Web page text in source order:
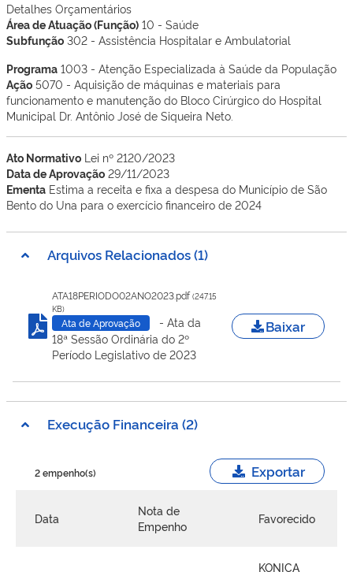
Detalhes Orçamentários
Área de Atuação (Função) 10 - Saúde
Subfunção 302 - Assistência Hospitalar e Ambulatorial
Programa 1003 - Atenção Especializada à Saúde da População
Ação 5070 - Aquisição de máquinas e materiais para
funcionamento e manutenção do Bloco Cirúrgico do Hospital
Municipal Dr. Antônio José de Siqueira Neto.
Ato Normativo Lei nº 2120/2023
Data de Aprovação 29/11/2023
Ementa Estima a receita e fixa a despesa do Município de São
Bento do Una para o exercício financeiro de 2024
Arquivos Relacionados (1)
ATA18PERIODO02ANO2023.pdf(247.15
KB)
Ata de Aprovação
- Ata da
18ª Sessão Ordinária do 2º
Período Legislativo de 2023
Baixar
Execução Financeira (2)
2 empenho(s) Exportar
Data
Nota de
Empenho
Favorecido
KONICA